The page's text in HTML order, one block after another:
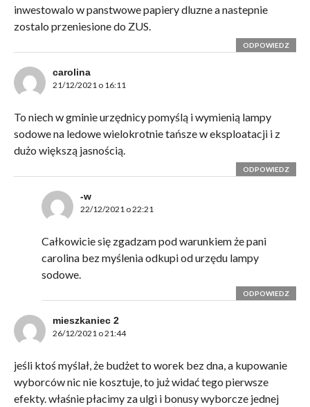
inwestowalo w panstwowe papiery dluzne a nastepnie
zostalo przeniesione do ZUS.
ODPOWIEDZ
carolina
21/12/2021 o 16:11
To niech w gminie urzędnicy pomyślą i wymienią lampy
sodowe na ledowe wielokrotnie tańsze w eksploatacji i z
dużo większą jasnością.
ODPOWIEDZ
-w
22/12/2021 o 22:21
Całkowicie się zgadzam pod warunkiem że pani
carolina bez myślenia odkupi od urzędu lampy
sodowe.
ODPOWIEDZ
mieszkaniec 2
26/12/2021 o 21:44
jeśli ktoś myślał, że budżet to worek bez dna, a kupowanie
wyborców nic nie kosztuje, to już widać tego pierwsze
efekty. właśnie płacimy za ulgi i bonusy wyborcze jednej